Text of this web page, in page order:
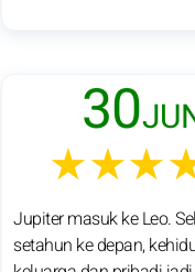
30
Jupiter masuk ke Leo.
setahun ke depan,